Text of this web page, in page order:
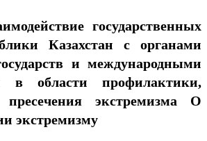
государственных
Казахстан с органами
и международными
в области профилактики,
экстремизма О
экстремизму